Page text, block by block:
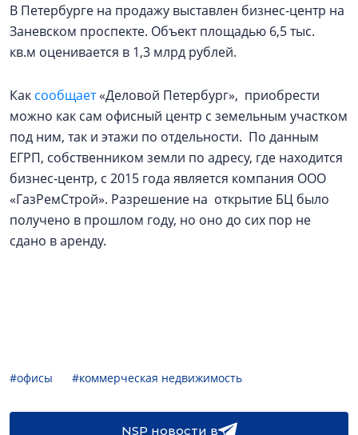
В Петербурге на продажу выставлен бизнес-центр на
Заневском проспекте. Объект площадью 6,5 тыс.
кв.м оценивается в 1,3 млрд рублей.
Как сообщает«Деловой Петербург», приобрести
можно как сам офисный центр с земельным участком
под ним, так и этажи по отдельности. По данным
ЕГРП, собственником земли по адресу, где находится
бизнес-центр, с 2015 года является компания ООО
«ГазРемСтрой». Разрешение на открытие БЦ было
получено в прошлом году, но оно до сих пор не
сдано в аренду.
#офисы #коммерческая недвижимость
NSP новости в